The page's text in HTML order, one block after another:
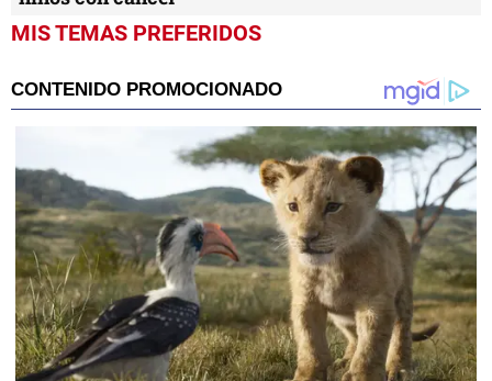
MIS TEMAS PREFERIDOS